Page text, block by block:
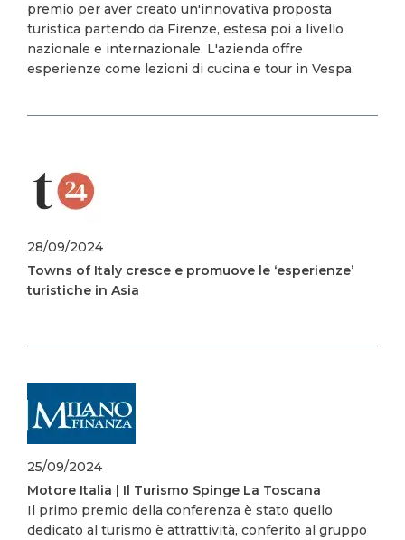
premio per aver creato un'innovativa proposta
turistica partendo da Firenze, estesa poi a livello
nazionale e internazionale. L'azienda offre
esperienze come lezioni di cucina e tour in Vespa.
28/09/2024
Towns of Italy cresce e promuove le ‘esperienze’
turistiche in Asia
Image
25/09/2024
Motore Italia | Il Turismo Spinge La Toscana
Il primo premio della conferenza è stato quello
dedicato al turismo è attrattività, conferito al gruppo